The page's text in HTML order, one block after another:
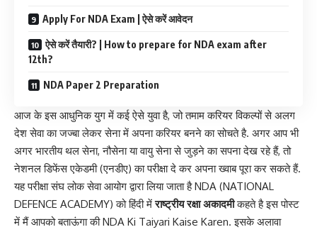
Apply For NDA Exam | ऐसे करें आवेदन
ऐसे करें तैयारी? | How to prepare for NDA exam after
12th?
NDA Paper 2 Preparation
आज के इस आधुनिक युग में कई ऐसे युवा है, जो तमाम करियर विकल्पों से अलग
देश सेवा का जज्बा लेकर सेना में अपना करियर बनने का सोचते है. अगर आप भी
अगर भारतीय थल सेना, नौसेना या वायु सेना से जुड़ने का सपना देख रहे हैं, तो
नेशनल डिफेंस एकेडमी (एनडीए) का परीक्षा दे कर अपना ख्वाब पूरा कर सकते हैं.
यह परीक्षा संघ लोक सेवा आयोग द्वारा लिया जाता है NDA (NATIONAL
DEFENCE ACADEMY) को हिंदी मेंराष्ट्रीय रक्षा अकादमीकहते है इस पोस्ट
में मैं आपको बताऊंगा की NDA Ki Taiyari Kaise Karen. इसके अलावा